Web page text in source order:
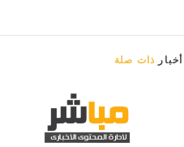
أخبار ذات صلة